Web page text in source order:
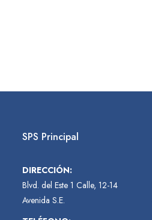
SPS Principal
DIRECCIÓN:
Blvd. del Este 1 Calle, 12-14
Avenida S.E.